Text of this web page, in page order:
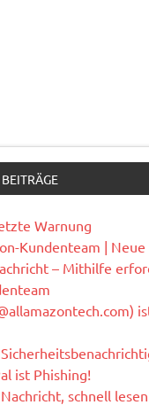
Warnung
Kundenteam | Neue
– Mithilfe
)
ist Phishing!
schnell